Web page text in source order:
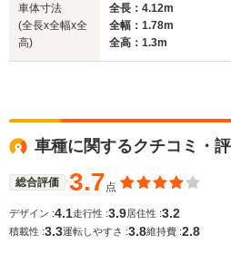
WLTCモード
燃費
排気量
-m
-
3245cc
車体寸法
(全長x全幅x全
高)
全長：4.12m
全幅：1.78m
全高：1.3m
車種に関するクチコミ・
総合評価 3.7点
デザイン :4.1走行性 :3.9居住性 :3.2
積載性 :3.3運転しやすさ :3.8維持費 :2.8